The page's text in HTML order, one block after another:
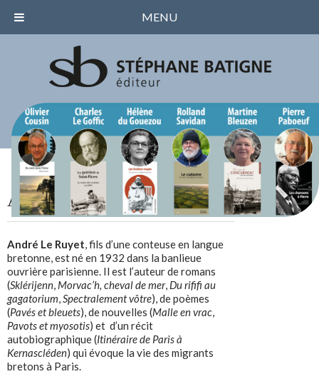
André Le Ruyet
André Le Ruyet, fils d’une conteuse en langue
bretonne, est né en 1932 dans la banlieue
ouvrière parisienne. Il est l’auteur de romans
(Sklérijenn, Morvac’h, cheval de mer, Du rififi au
gagatorium,Spectralement vôtre), de poèmes
(Pavés et bleuets), de nouvelles (Malle en vrac,
Pavots et myosotis) et d’un récit
autobiographique (Itinéraire de Paris à
Kernascléden) qui évoque la vie des migrants
bretons à Paris.
MENU